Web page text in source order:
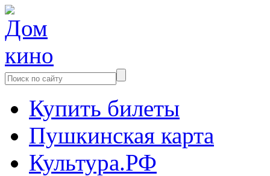
Купить билеты
Пушкинская карта
Культура.РФ